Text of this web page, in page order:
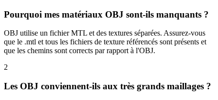
Pourquoi mes matériaux OBJ sont-ils manquants ?
OBJ utilise un fichier MTL et des textures séparées. Assurez-vous
que le .mtl et tous les fichiers de texture référencés sont présents et
que les chemins sont corrects par rapport à l'OBJ.
2
Les OBJ conviennent-ils aux très grands maillages ?